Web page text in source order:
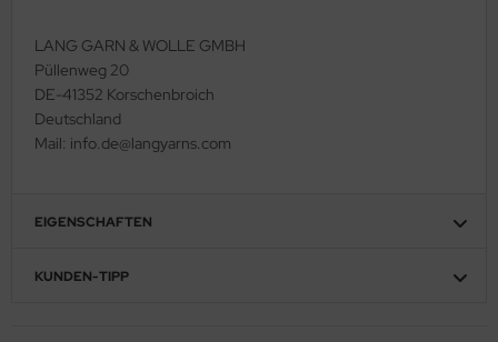
LANG GARN & WOLLE GMBH
Püllenweg 20
DE-41352 Korschenbroich
Deutschland
Mail: info.de@langyarns.com
EIGENSCHAFTEN
KUNDEN-TIPP